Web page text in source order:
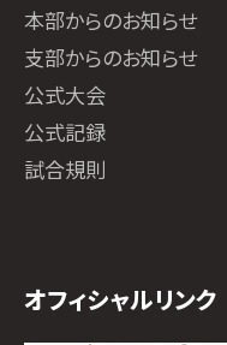
本部からのお知らせ
支部からのお知らせ
公式大会
公式記録
試合規則
オフィシャルリンク